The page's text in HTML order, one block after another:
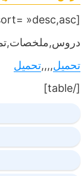
[table sort= »desc,asc »]
تحميل,,,,تحميل
[/table]